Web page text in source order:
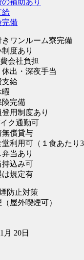
給
完備
ワンルーム寮完備
度あり
会社負担
出・深夜手当
給
完備
用制度あり
ク通勤可
償貸与
利用可（１食あたり
当あり
込み可
規定有
防止対策
屋外喫煙可）
月 20日